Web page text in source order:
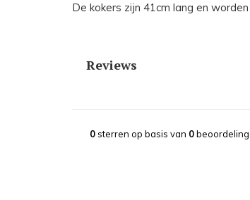
De kokers zijn 41cm lang en
Reviews
0sterren op basis van 0